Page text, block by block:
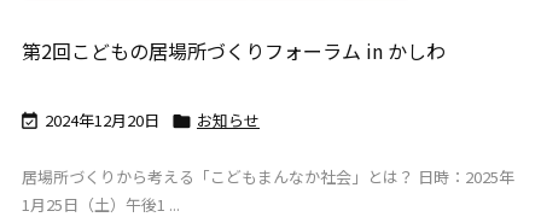
第2回こどもの居場所づくりフォーラム in かしわ
 2024年12月20日  お知らせ
居場所づくりから考える「こどもまんなか社会」とは？ 日時：2025年
1月25日（土）午後1 ...